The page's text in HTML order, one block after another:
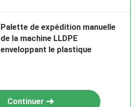
Palette de expédition manuelle
de la machine LLDPE
enveloppant le plastique
Continuer